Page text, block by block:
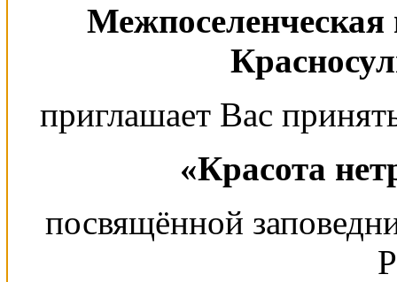
Межпоселенческая
приглашает Вас
«Красота
посвящённой